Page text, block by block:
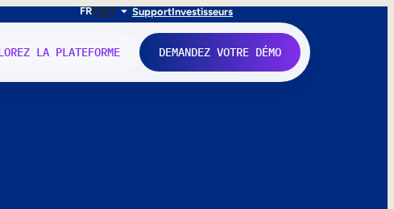
FRENIT SupportInvestisseurs
LA PLATEFORME DEMANDEZ VOTRE DÉMO